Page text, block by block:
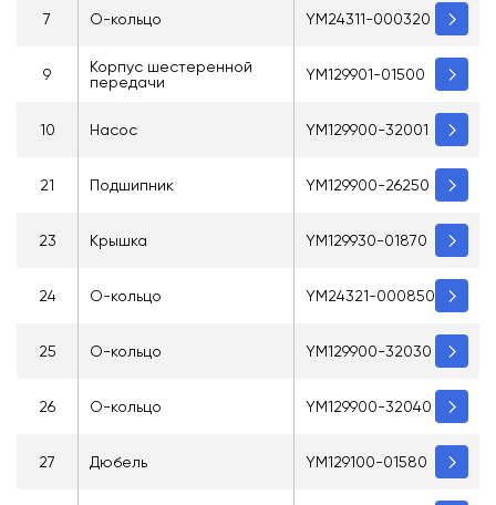
7 О-кольцо YM24311-000320
9
Корпус шестеренной
передачи
YM129901-01500
10 Насос YM129900-32001
21 Подшипник YM129900-26250
23 Крышка YM129930-01870
24 О-кольцо YM24321-000850
25 О-кольцо YM129900-32030
26 О-кольцо YM129900-32040
27 Дюбель YM129100-01580